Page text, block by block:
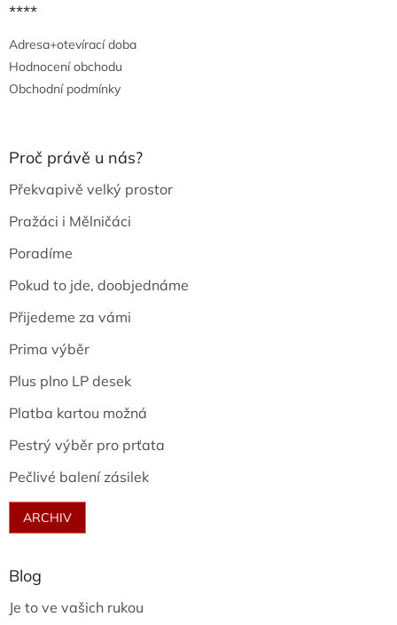
****
Adresa+otevírací doba
Hodnocení obchodu
Obchodní podmínky
Proč právě u nás?
Překvapivě velký prostor
Pražáci i Mělničáci
Poradíme
Pokud to jde, doobjednáme
Přijedeme za vámi
Prima výběr
Plus plno LP desek
Platba kartou možná
Pestrý výběr pro prťata
Pečlivé balení zásilek
ARCHIV
Blog
Je to ve vašich rukou